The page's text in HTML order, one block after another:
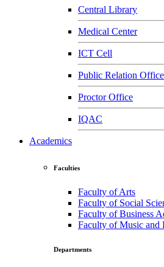
Central Library
Medical Center
ICT Cell
Public Relation Office
Proctor Office
IQAC
Academics
Faculties
Faculty of Arts
Faculty of Social
Faculty of Business
Faculty of Music and
Departments